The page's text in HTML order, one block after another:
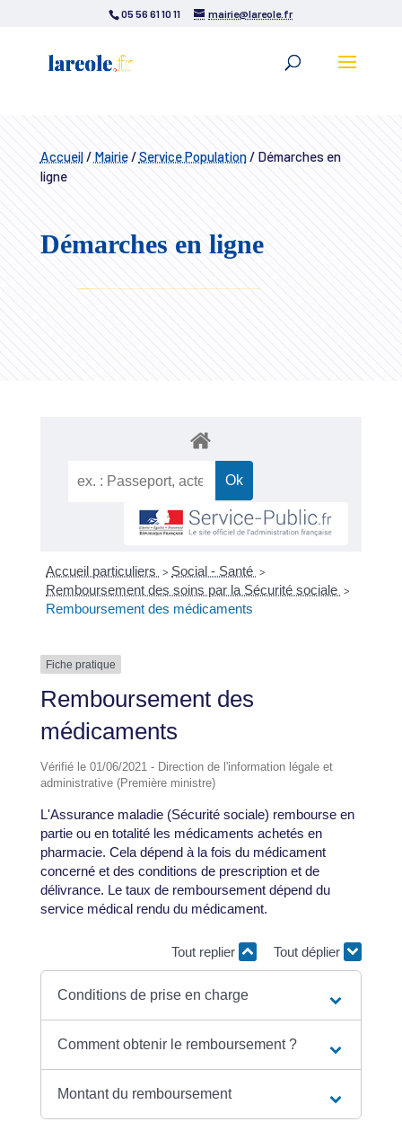
05 56 61 10 11 mairie@lareole.fr
Accueil/ Mairie/Service Population/Démarches en
ligne
Démarches en ligne
Accueil particuliers > Social - Santé >
Remboursement des soins par la Sécurité sociale >
Remboursement des médicaments
Fiche pratique
Remboursement des
médicaments
Vérifié le 01/06/2021 - Direction de l'information légale et
administrative (Première ministre)
L'Assurance maladie (Sécurité sociale) rembourse en
partie ou en totalité les médicaments achetés en
pharmacie. Cela dépend à la fois du médicament
concerné et des conditions de prescription et de
délivrance. Le taux de remboursement dépend du
service médical rendu du médicament.
Tout replier Tout déplier
Conditions de prise en charge
Comment obtenir le remboursement ?
Montant du remboursement